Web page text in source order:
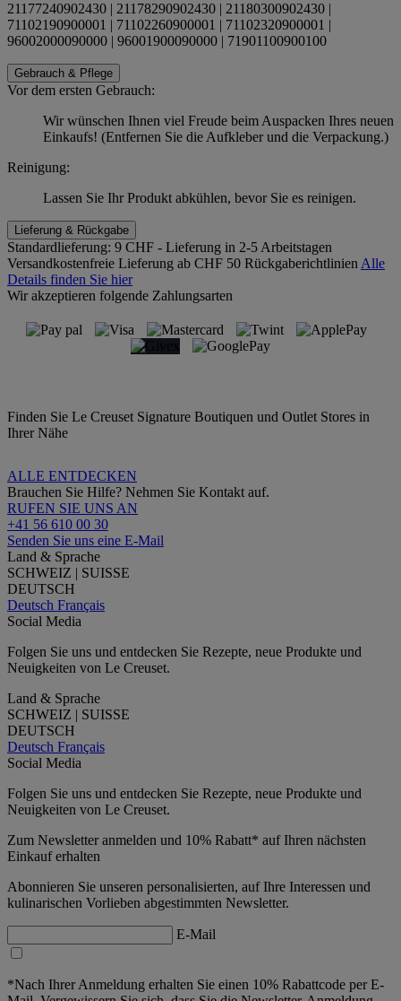
21177240902430 | 21178290902430 | 21180300902430 |
71102190900001 | 71102260900001 | 71102320900001 |
96002000090000 | 96001900090000 | 71901100900100
Gebrauch & Pflege
Vor dem ersten Gebrauch:
Wir wünschen Ihnen viel Freude beim Auspacken Ihres neuen
Einkaufs! (Entfernen Sie die Aufkleber und die Verpackung.)
Reinigung:
Lassen Sie Ihr Produkt abkühlen, bevor Sie es reinigen.
Lieferung & Rückgabe
Standardlieferung: 9 CHF - Lieferung in 2-5 Arbeitstagen
Versandkostenfreie Lieferung ab CHF 50 RückgaberichtlinienAlle
Details finden Sie hier
Wir akzeptieren folgende Zahlungsarten
Finden Sie Le Creuset Signature Boutiquen und Outlet Stores in
Ihrer Nähe
ALLE ENTDECKEN
Brauchen Sie Hilfe? Nehmen Sie Kontakt auf.
RUFEN SIE UNS AN
+41 56 610 00 30
Senden Sie uns eine E-Mail
Land & Sprache
SCHWEIZ | SUISSE
DEUTSCH
Deutsch Français
Social Media
Folgen Sie uns und entdecken Sie Rezepte, neue Produkte und
Neuigkeiten von Le Creuset.
Land & Sprache
SCHWEIZ | SUISSE
DEUTSCH
Deutsch Français
Social Media
Folgen Sie uns und entdecken Sie Rezepte, neue Produkte und
Neuigkeiten von Le Creuset.
Zum Newsletter anmelden und 10% Rabatt* auf Ihren nächsten
Einkauf erhalten
Abonnieren Sie unseren personalisierten, auf Ihre Interessen und
kulinarischen Vorlieben abgestimmten Newsletter.
E-Mail
*Nach Ihrer Anmeldung erhalten Sie einen 10% Rabattcode per E-